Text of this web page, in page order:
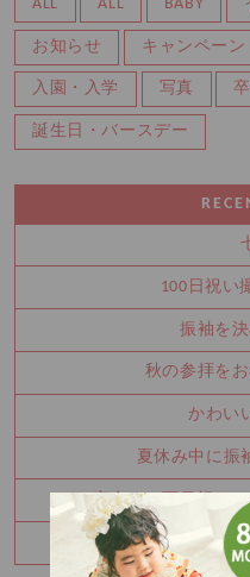
ALL ALL BABY
お知らせ キャンペーン
入園・入学 写真
誕生日・バースデー
100日祝い
振袖を決
秋の参拝を
かわい
夏休み中に振
お宮参り・百日祝い
七五三8